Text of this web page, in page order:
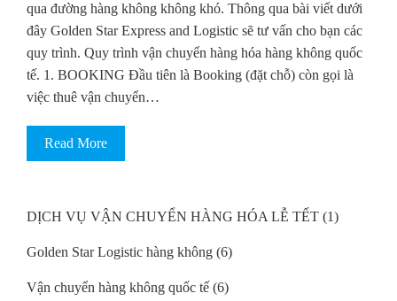
qua đường hàng không không khó. Thông qua bài viết dưới
đây Golden Star Express and Logistic sẽ tư vấn cho bạn các
quy trình. Quy trình vận chuyển hàng hóa hàng không quốc
tế. 1. BOOKING Đầu tiên là Booking (đặt chỗ) còn gọi là
việc thuê vận chuyển…
Read More
DỊCH VỤ VẬN CHUYỂN HÀNG HÓA LỄ TẾT (1)
Golden Star Logistic hàng không (6)
Vận chuyển hàng không quốc tế (6)